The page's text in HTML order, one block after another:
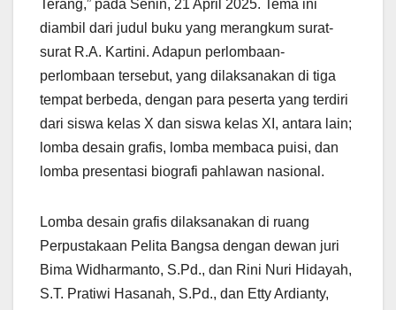
Terang,” pada Senin, 21 April 2025. Tema ini
diambil dari judul buku yang merangkum surat-
surat R.A. Kartini. Adapun perlombaan-
perlombaan tersebut, yang dilaksanakan di tiga
tempat berbeda, dengan para peserta yang terdiri
dari siswa kelas X dan siswa kelas XI, antara lain;
lomba desain grafis, lomba membaca puisi, dan
lomba presentasi biografi pahlawan nasional.
Lomba desain grafis dilaksanakan di ruang
Perpustakaan Pelita Bangsa dengan dewan juri
Bima Widharmanto, S.Pd., dan Rini Nuri Hidayah,
S.T. Pratiwi Hasanah, S.Pd., dan Etty Ardianty,